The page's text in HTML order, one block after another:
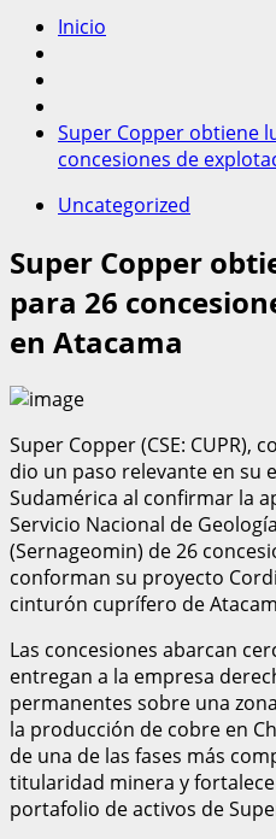
Inicio
Super Copper obtiene
concesiones de
Uncategorized
Super Copper
para 26
en Atacama
Super Copper (CSE: CUPR),
dio un paso relevante en su
Sudamérica al confirmar la
Servicio Nacional de
(Sernageomin) de 26
conforman su proyecto
cinturón cuprífero de
Las concesiones abarcan
entregan a la empresa
permanentes sobre una
la producción de cobre en
de una de las fases más
titularidad minera y
portafolio de activos de